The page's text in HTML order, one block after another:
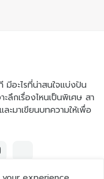
มีอะไรที่น่าสนใจแบ่งปัน
ะลึกเรื่องไหนเป็นพิเศษ สา
ละมาเขียนบทความให้เพื่อ